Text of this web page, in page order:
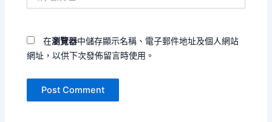
在瀏覽器中儲存顯示名稱、電子郵件地址及個人網站
網址，以供下次發佈留言時使用。